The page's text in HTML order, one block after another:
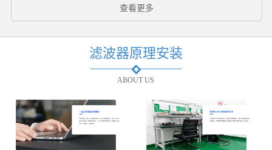
查看更多
滤波器原理安装
ABOUT US